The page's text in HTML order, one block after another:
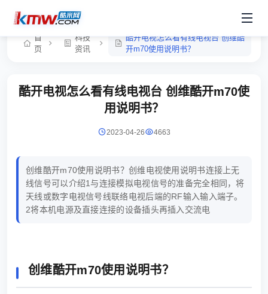
首
页
科技
资讯
酷开电视怎么看有线电视台 创维酷
开m70使用说明书？
酷开电视怎么看有线电视台 创维酷开m70使
用说明书？
2023-04-26 4663
创维酷开m70使用说明书？创维电视使用说明书连接上无
线信号可以介绍1与连接模拟电视信号的准备完全相同，将
天线或数字电视信号线联络电视后端的RF输入输入端子。
2将本机电源及直接连接的设备插头再插入交流电
创维酷开m70使用说明书？